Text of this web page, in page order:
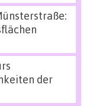
der